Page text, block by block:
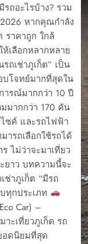
รถอะไรบ้าง? รวม
หากคุณกำลัง
ราคาถูก ใกล้
เลือกหลากหลาย
ถเช่าภูเก็ต” เป็น
บโจทย์มากที่สุดใน
รณ์มากกว่า 10 ปี
มากกว่า 170 คัน
ซค์ และรถไฟฟ้า
ารถเลือกใช้รถได้
ไม่ว่าจะมาเที่ยว
ยาว บทความนี้จะ
ช่าภูเก็ต “มีรถ
ทุกประเภท
Car) –
ะเที่ยวภูเก็ต รถ
อดนิยมที่สุด